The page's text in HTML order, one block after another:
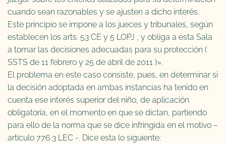
cuando sean razonables y se ajusten a dicho interés.
Este principio se impone a los jueces y tribunales, según
establecen los arts. 53 CE y 5 LOPJ , y obliga a esta Sala
a tomar las decisiones adecuadas para su protección (
SSTS de 11 febrero y 25 de abril de 2011 )».
El problema en este caso consiste, pues, en determinar si
la decisión adoptada en ambas instancias ha tenido en
cuenta ese interés superior del niño, de aplicación
obligatoria, en el momento en que se dictan, partiendo
para ello de la norma que se dice infringida en el motivo –
artículo 776.3 LEC -. Dice esta lo siguiente: